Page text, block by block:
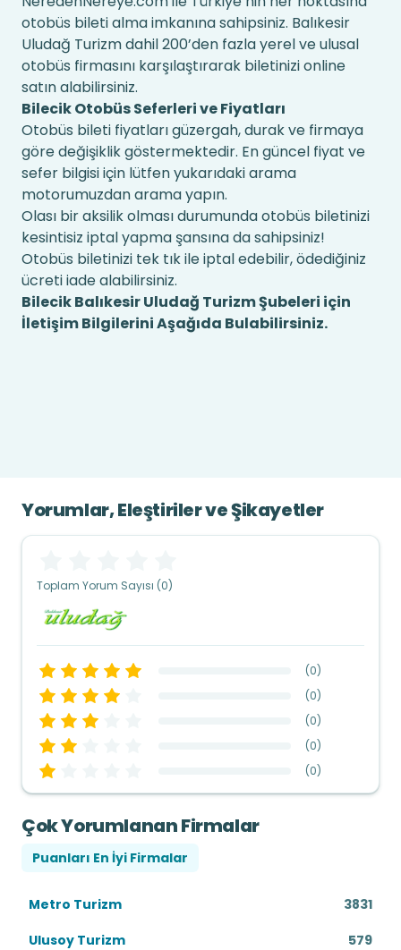
otobüs bileti alma imkanına sahipsiniz. Balıkesir
Uludağ Turizm dahil 200’den fazla yerel ve ulusal
otobüs firmasını karşılaştırarak biletinizi online
satın alabilirsiniz.
Bilecik Otobüs Seferleri ve Fiyatları
Otobüs bileti fiyatları güzergah, durak ve firmaya
göre değişiklik göstermektedir. En güncel fiyat ve
sefer bilgisi için lütfen yukarıdaki arama
motorumuzdan arama yapın.
Olası bir aksilik olması durumunda otobüs biletinizi
kesintisiz iptal yapma şansına da sahipsiniz!
Otobüs biletinizi tek tık ile iptal edebilir, ödediğiniz
ücreti iade alabilirsiniz.
Bilecik Balıkesir Uludağ Turizm Şubeleri için
İletişim Bilgilerini Aşağıda Bulabilirsiniz.
Yorumlar, Eleştiriler ve Şikayetler
Toplam Yorum Sayısı (0)
(0)
(0)
(0)
(0)
(0)
Çok Yorumlanan Firmalar
Puanları En İyi Firmalar
Metro Turizm
3831
Ulusoy Turizm
579